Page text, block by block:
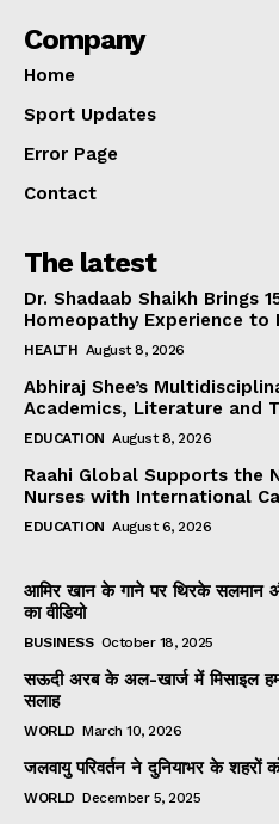
Company
Home
Sport Updates
Error Page
Contact
The latest
Dr. Shadaab Shaikh Brings
Homeopathy Experience to
HEALTH August 8, 2026
Abhiraj Shee’s
Academics, Literature and
EDUCATION August 8, 2026
Raahi Global Supports the
Nurses with International
EDUCATION August 6, 2026
आमिर खान के गाने पर थिरके सलमान
का वीडियो
BUSINESS October 18, 2025
सऊदी अरब के अल-खार्ज में मिसाइल
सलाह
WORLD March 10, 2026
जलवायु परिवर्तन ने दुनियाभर के शहरों
WORLD December 5, 2025